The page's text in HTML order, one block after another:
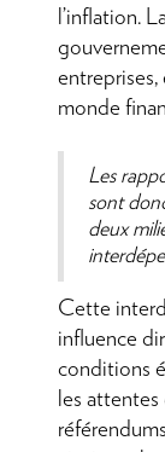
l’inflation.
entreprises,
monde
Les
sont
deux
Cette
influence
conditions
les